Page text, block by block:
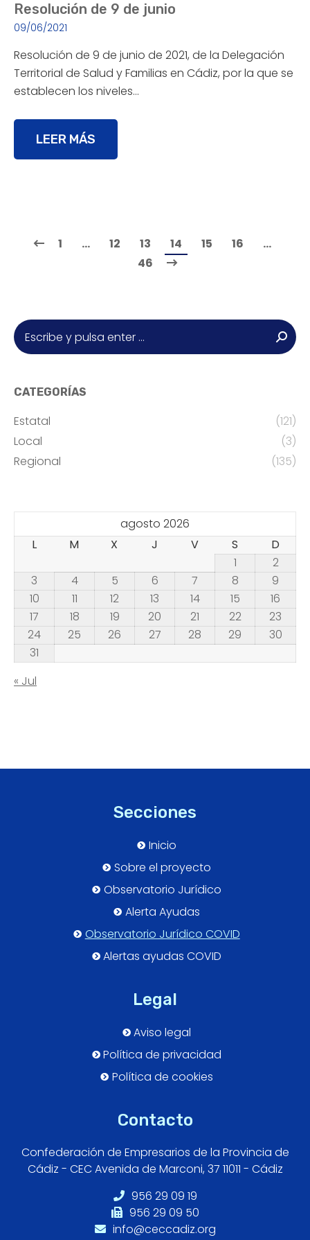
Resolución de 9 de junio
09/06/2021
Resolución de 9 de junio de 2021, de la Delegación
Territorial de Salud y Familias en Cádiz, por la que se
establecen los niveles…
LEER MÁS
1 … 12 13 14 15 16
…
46
Buscar:
CATEGORÍAS
Estatal
(121)
Local
(3)
Regional
(135)
agosto 2026
L
M X J V S
D
1
2
3
4 5 6 7 8
9
10
11 12 13 14 15
16
17
18 19 20 21 22
23
24
25 26 27 28 29
30
31
« Jul
Secciones
Inicio
Sobre el proyecto
Observatorio Jurídico
Alerta Ayudas
Observatorio Jurídico COVID
Alertas ayudas COVID
Legal
Aviso legal
Política de privacidad
Política de cookies
Contacto
Confederación de Empresarios de la Provincia de
Cádiz - CEC Avenida de Marconi, 37 11011 - Cádiz
956 29 09 19
956 29 09 50
info@ceccadiz.org